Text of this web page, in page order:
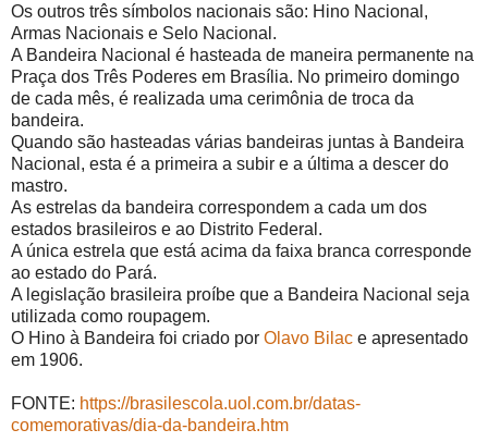
Os outros três símbolos nacionais são: Hino Nacional,
Armas Nacionais e Selo Nacional.
A Bandeira Nacional é hasteada de maneira permanente na
Praça dos Três Poderes em Brasília. No primeiro domingo
de cada mês, é realizada uma cerimônia de troca da
bandeira.
Quando são hasteadas várias bandeiras juntas à Bandeira
Nacional, esta é a primeira a subir e a última a descer do
mastro.
As estrelas da bandeira correspondem a cada um dos
estados brasileiros e ao Distrito Federal.
A única estrela que está acima da faixa branca corresponde
ao estado do Pará.
A legislação brasileira proíbe que a Bandeira Nacional seja
utilizada como roupagem.
O Hino à Bandeira foi criado por Olavo Bilac e apresentado
em 1906.
FONTE: https://brasilescola.uol.com.br/datas-
comemorativas/dia-da-bandeira.htm